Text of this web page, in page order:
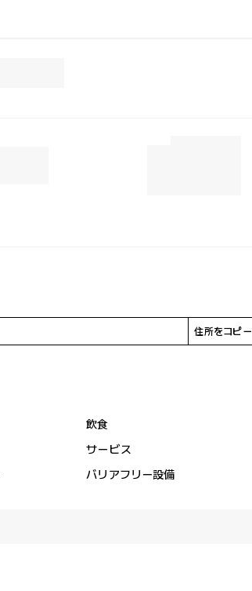
住所をコピー
飲食
サービス
バリアフリー設備